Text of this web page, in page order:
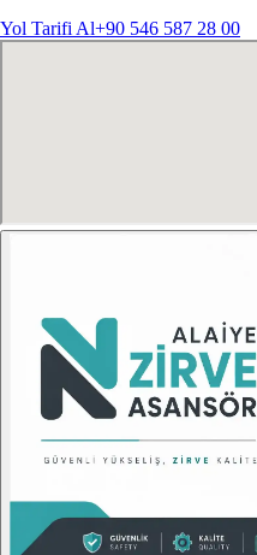
Yol Tarifi Al+90 546 587 28 00